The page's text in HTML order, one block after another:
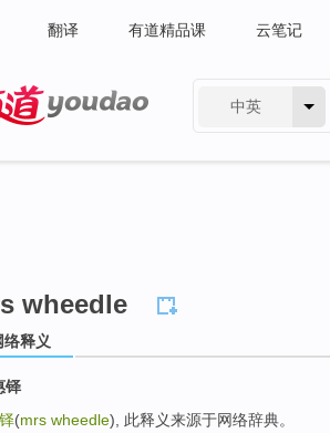
翻译 有道精品课 云笔记
中英
wheedle
络释义
铎
(mrs wheedle), 此释义来源于网络辞典。